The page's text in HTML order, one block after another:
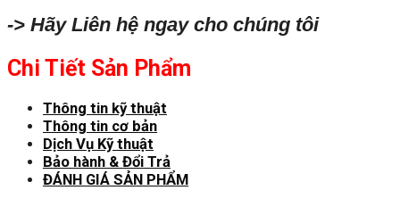
-> Hãy Liên hệ ngay cho chúng tôi
Chi Tiết Sản Phẩm
Thông tin kỹ thuật
Thông tin cơ bản
Dịch Vụ Kỹ thuật
Bảo hành & Đổi Trả
ĐÁNH GIÁ SẢN PHẨM